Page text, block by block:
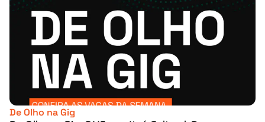
De Olho na Gig